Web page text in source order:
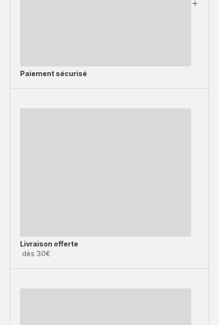
Paiement sécurisé
Livraison offerte
dès 30€